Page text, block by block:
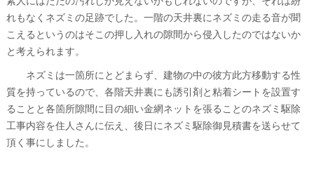
れもなくネズミの足跡でした。一階の天井裏にネズミの走る音が聞
こえるというのはそこの押し入れの隙間から侵入したのではないか
と考えられます。
ネズミは一箇所にとどまらず、建物の中の彼方此方移動する性
質を持っているので、各階天井裏にも誘引剤と粘着シートを設置す
ることと各箇所隙間に目の細い金網ネットを張ることのネズミ駆除
工事内容を住人さんに伝え、後日にネズミ駆除御見積書を送らせて
頂く事にしました。